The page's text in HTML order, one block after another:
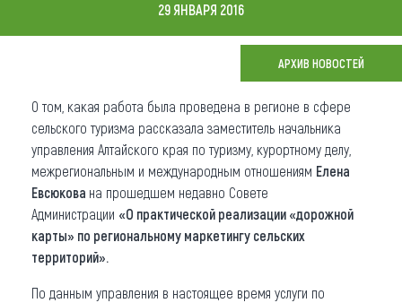
Карта
Что привезти (сувениры)
О регионе
Коллекция впечатлений
Другие рубрики
29 ЯНВАРЯ 2016
АРХИВ НОВОСТЕЙ
О том, какая работа была проведена в регионе в сфере
сельского туризма рассказала заместитель начальника
управления Алтайского края по туризму, курортному делу,
межрегиональным и международным отношениям Елена
Евсюкова на прошедшем недавно Совете
Администрации «О практической реализации «дорожной
карты» по региональному маркетингу сельских
территорий».
По данным управления в настоящее время услуги по